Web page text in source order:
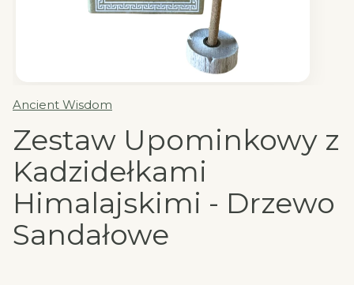
Ancient Wisdom
Zestaw Upominkowy z
Kadzidełkami
Himalajskimi - Drzewo
Sandałowe